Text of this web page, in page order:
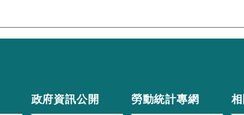
政府資訊公開 勞動統計專網